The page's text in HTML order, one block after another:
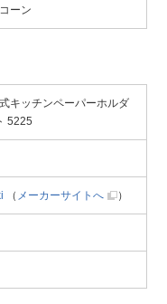
ーン
キッチンペーパーホルダ
5225
（ メーカーサイトへ ）